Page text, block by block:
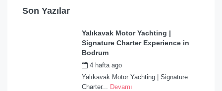
Son Yazılar
Yalıkavak Motor Yachting |
Signature Charter Experience in
Bodrum
4 hafta ago
Yalıkavak Motor Yachting | Signature
Charter... Devamı